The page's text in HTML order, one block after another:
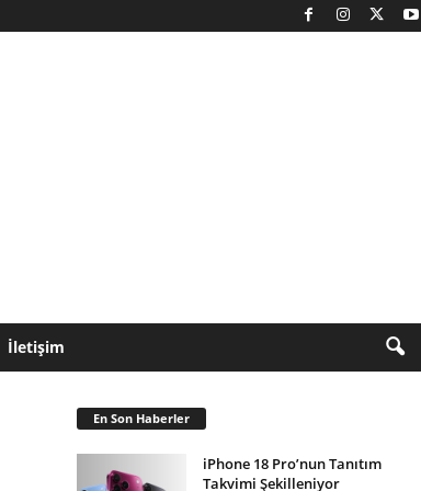
İletişim
En Son Haberler
iPhone 18 Pro’nun Tanıtım
Takvimi Şekilleniyor